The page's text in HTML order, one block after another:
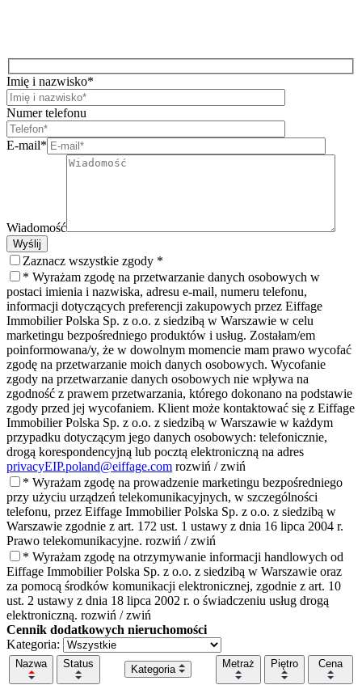
Imię i nazwisko*
Numer telefonu
E-mail*
Wiadomość
Wyślij
Zaznacz wszystkie zgody *
* Wyrażam zgodę na przetwarzanie danych osobowych w
postaci imienia i nazwiska, adresu e-mail, numeru telefonu,
informacji dotyczących preferencji zakupowych przez Eiffage
Immobilier Polska Sp. z o.o. z siedzibą w Warszawie w celu
marketingu bezpośredniego produktów i usług. Zostałam/em
poinformowana/y, że w dowolnym momencie mam prawo wycofać
zgodę na przetwarzanie moich danych osobowych. Wycofanie
zgody na przetwarzanie danych osobowych nie wpływa na
zgodność z prawem przetwarzania, którego dokonano na podstawie
zgody przed jej wycofaniem. Klient może kontaktować się z Eiffage
Immobilier Polska Sp. z o.o. z siedzibą w Warszawie w każdym
przypadku dotyczącym jego danych osobowych: telefonicznie,
drogą korespondencyjną lub pocztą elektroniczną na adres
privacyEIP.poland@eiffage.com rozwiń / zwiń
* Wyrażam zgodę na prowadzenie marketingu bezpośredniego
przy użyciu urządzeń telekomunikacyjnych, w szczególności
telefonu, przez Eiffage Immobilier Polska Sp. z o.o. z siedzibą w
Warszawie zgodnie z art. 172 ust. 1 ustawy z dnia 16 lipca 2004 r.
Prawo telekomunikacyjne. rozwiń / zwiń
* Wyrażam zgodę na otrzymywanie informacji handlowych od
Eiffage Immobilier Polska Sp. z o.o. z siedzibą w Warszawie oraz
za pomocą środków komunikacji elektronicznej, zgodnie z art. 10
ust. 2 ustawy z dnia 18 lipca 2002 r. o świadczeniu usług drogą
elektroniczną. rozwiń / zwiń
Cennik dodatkowych nieruchomości
Kategoria:
Nazwa Status Kategoria Metraż Piętro Cena